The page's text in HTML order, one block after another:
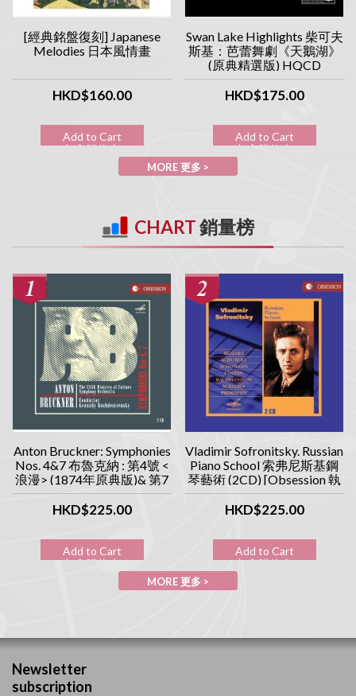
[經典銘盤復刻] Japanese
Melodies 日本風情畫
HKD$160.00
Add to Cart
加入購物車
Swan Lake Highlights 柴可夫
斯基：芭蕾舞劇《天鵝湖》
(原典精選版) HQCD
HKD$175.00
Add to Cart
加入購物車
MORE 更多 >
CHART銷量榜
Anton Bruckner: Symphonies
Nos. 4&7 布魯克納 : 第4號 <
浪漫> (1874年原典版)& 第7
號交響曲 (1885年原典版)
(2CD) [Obsession 執念系列]
HKD$225.00
Add to Cart
加入購物車
Vladimir Sofronitsky. Russian
Piano School 索弗尼斯基鋼
琴藝術 (2CD) [Obsession 執
念系列]
HKD$225.00
Add to Cart
加入購物車
MORE 更多 >
Newsletter
subscription